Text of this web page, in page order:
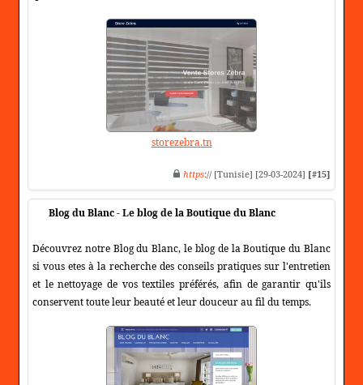
storezebra.tn
https:// [Tunisie] [29-03-2024] [#15]
Blog du Blanc - Le blog de la Boutique du Blanc
Découvrez notre Blog du Blanc, le blog de la Boutique du Blanc
si vous etes à la recherche des conseils pratiques sur l'entretien
et le nettoyage de vos textiles préférés, afin de garantir qu'ils
conservent toute leur beauté et leur douceur au fil du temps.